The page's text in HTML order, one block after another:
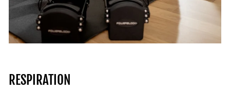
RESPIRATION